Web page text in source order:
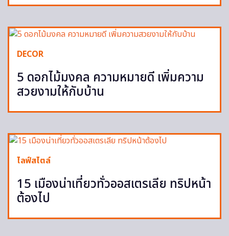
DECOR
5 ดอกไม้มงคล ความหมายดี เพิ่มความ
สวยงามให้กับบ้าน
ไลฟ์สไตล์
15 เมืองน่าเที่ยวทั่วออสเตรเลีย ทริปหน้า
ต้องไป